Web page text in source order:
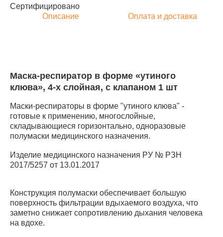
Сертифицировано
Описание
Оплата и доставка
Маска-респиратор в форме «утиного
клюва», 4-х слойная, с клапаном 1 шт
Маски-респираторы в форме "утиного клюва" -
готовые к применению, многослойные,
складывающиеся горизонтально, одноразовые
полумаски медицинского назначения.
Изделие медицинского назначения РУ № РЗН
2017/5257 от 13.01.2017
Конструкция полумаски обеспечивает большую
поверхность фильтрации вдыхаемого воздуха, что
заметно снижает сопротивлению дыхания человека
на вдохе.